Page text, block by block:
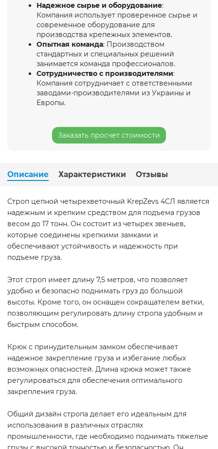
Надежное сырье и оборудование:
Компания использует проверенное сырье и
современное оборудование для
производства крепежных элементов.
Опытная команда: Производством
стандартных и специальных решений
занимается команда профессионалов.
Сотрудничество с производителями:
Компания сотрудничает с ответственными
заводами-производителями из Украины и
Европы.
Заказать просчет стоимости
Описание Характеристики Отзывы
Строп цепной четырехветочный KrepZevs 4СЛ является
надежным и крепким средством для подъема грузов
весом до 17 тонн. Он состоит из четырех звеньев,
которые соединены крепкими замками и
обеспечивают устойчивость и надежность при
подъеме груза.
Этот строп имеет длину 7,5 метров, что позволяет
удобно и безопасно поднимать груз до большой
высоты. Кроме того, он оснащен сокращателем ветки,
позволяющим регулировать длину стропа удобным и
быстрым способом.
Крюк с принудительным замком обеспечивает
надежное закрепление груза и избегание любых
возможных опасностей. Длина крюка может также
регулироваться для обеспечения оптимального
закрепления груза.
Общий дизайн стропа делает его идеальным для
использования в различных отраслях
промышленности, где необходимо поднимать тяжелые